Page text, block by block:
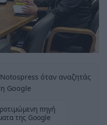
όταν αναζητάς
Google
πηγή
της Google